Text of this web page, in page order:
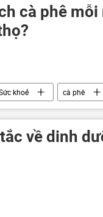
cà phê mỗi
khoẻ cà phê
về dinh